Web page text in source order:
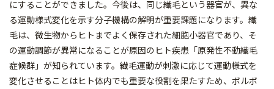
にすることができました。今後は、同じ繊毛という器官が、異な
る運動様式変化を示す分子機構の解明が重要課題になります。繊
毛は、微生物からヒトまでよく保存された細胞小器官であり、そ
の運動調節が異常になることが原因のヒト疾患「原発性不動繊毛
症候群」が知られています。繊毛運動が刺激に応じて運動様式を
変化させることはヒト体内でも重要な役割を果たすため、ボルボ